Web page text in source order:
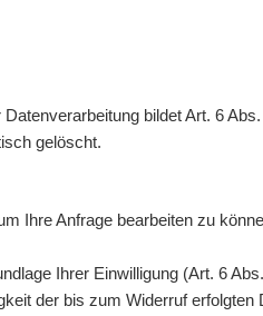
bildet Art. 6
gelöscht.
Ihre Anfrage bearbeiten zu
Ihrer Einwilligung (Art. 6
der bis zum Widerruf